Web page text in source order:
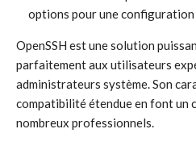
options pour une
OpenSSH est une solution
parfaitement aux utilisateurs
administrateurs système. Son
compatibilité étendue en font un
nombreux professionnels.